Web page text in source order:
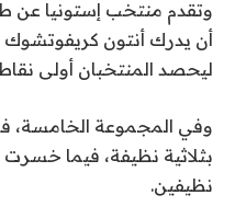
ليحصد المنتخبان أولى
وفي المجموعة الخامسة،
بثلاثية نظيفة، فيما خسرت
نظيفين.